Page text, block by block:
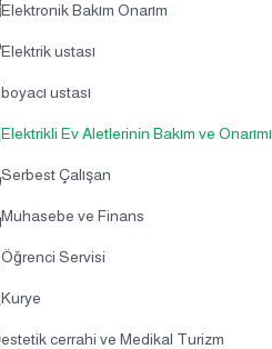
Elektronik Bakım Onarım
Elektrik ustası
boyacı ustası
Elektrikli Ev Aletlerinin Bakım ve Onarımı
Serbest Çalışan
Muhasebe ve Finans
Öğrenci Servisi
Kurye
estetik cerrahi ve Medikal Turizm